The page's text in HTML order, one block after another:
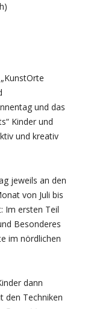
und das
Kinder und
und kreativ
jeweils an den
von Juli bis
Im ersten Teil
Besonderes
im nördlichen
dann
den Techniken